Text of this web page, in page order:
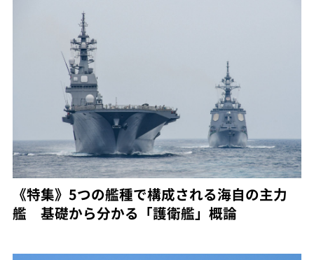
《特集》5つの艦種で構成される海自の主力
艦 基礎から分かる「護衛艦」概論